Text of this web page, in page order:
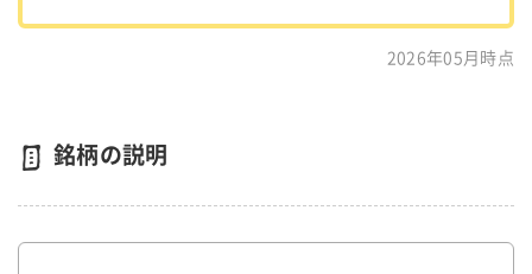
2026年05月時点
銘柄の説明